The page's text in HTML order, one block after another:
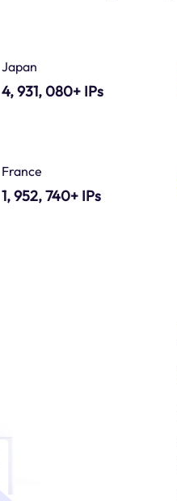
Japan
4, 931, 080+ IPs
France
1, 952, 740+ IPs